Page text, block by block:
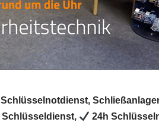
Schlüsseldienst, 24h